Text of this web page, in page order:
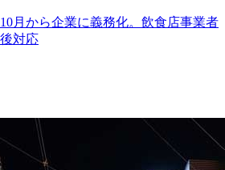
月から企業に義務化。飲食店事業者
対応